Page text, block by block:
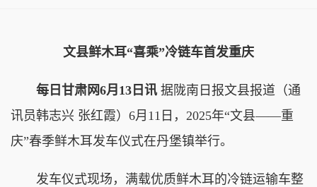
文县鲜木耳“喜乘”冷链车首发重庆
每日甘肃网6月13日讯 据陇南日报文县报道（通
讯员韩志兴 张红霞）6月11日，2025年“文县——重
庆”春季鲜木耳发车仪式在丹堡镇举行。
发车仪式现场，满载优质鲜木耳的冷链运输车整